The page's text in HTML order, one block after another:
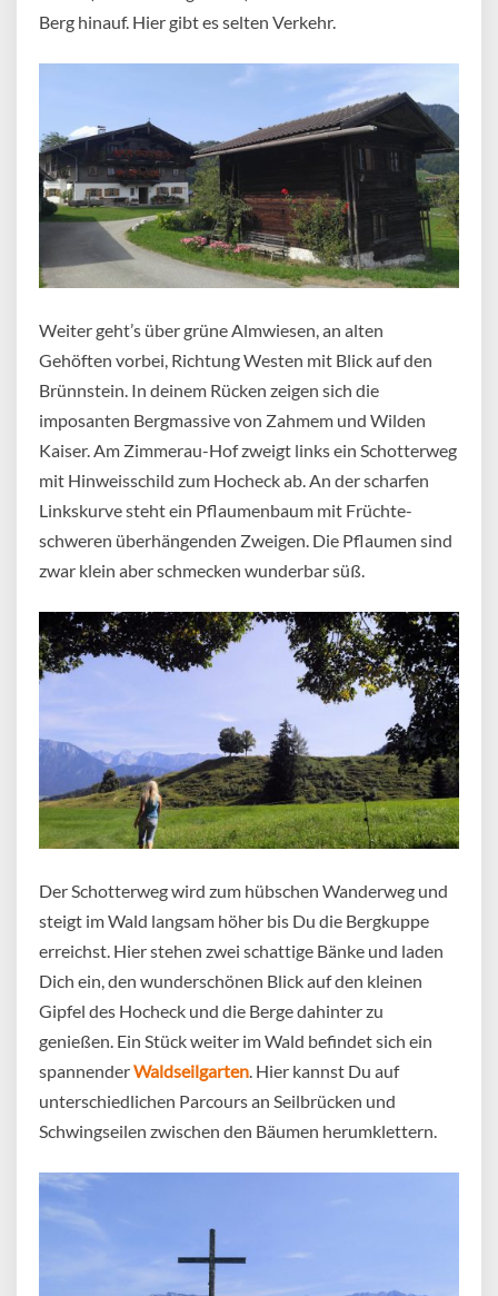
Berg hinauf. Hier gibt es selten Verkehr.
Weiter geht’s über grüne Almwiesen, an alten
Gehöften vorbei, Richtung Westen mit Blick auf den
Brünnstein. In deinem Rücken zeigen sich die
imposanten Bergmassive von Zahmem und Wilden
Kaiser. Am Zimmerau-Hof zweigt links ein Schotterweg
mit Hinweisschild zum Hocheck ab. An der scharfen
Linkskurve steht ein Pflaumenbaum mit Früchte-
schweren überhängenden Zweigen. Die Pflaumen sind
zwar klein aber schmecken wunderbar süß.
Der Schotterweg wird zum hübschen Wanderweg und
steigt im Wald langsam höher bis Du die Bergkuppe
erreichst. Hier stehen zwei schattige Bänke und laden
Dich ein, den wunderschönen Blick auf den kleinen
Gipfel des Hocheck und die Berge dahinter zu
genießen. Ein Stück weiter im Wald befindet sich ein
spannenderWaldseilgarten. Hier kannst Du auf
unterschiedlichen Parcours an Seilbrücken und
Schwingseilen zwischen den Bäumen herumklettern.